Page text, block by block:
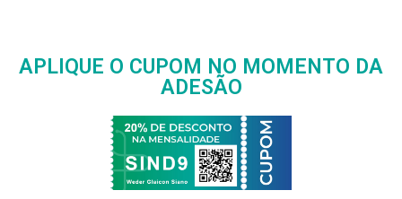
APLIQUE O CUPOM NO MOMENTO DA
ADESÃO